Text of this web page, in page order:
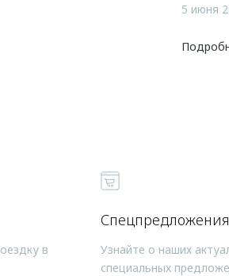
5 июня
в
Спецпредложения
Узнайте о наших
специальных